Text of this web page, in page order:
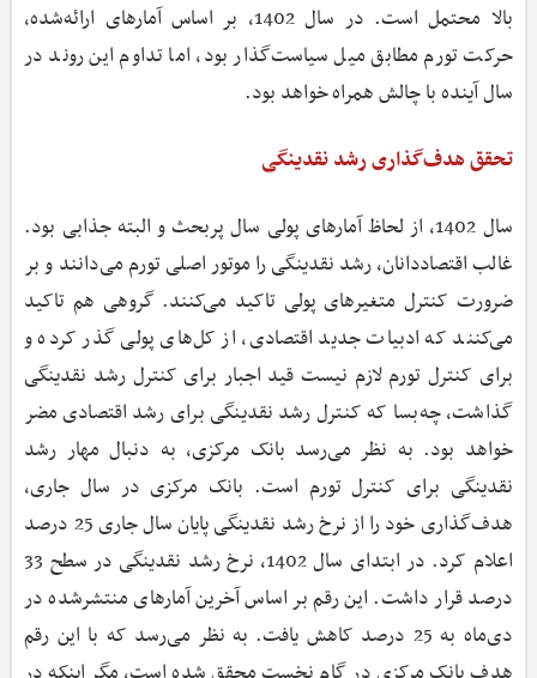
بالا محتمل است. در سال 1402، بر اساس آمارهای ارائه‌شده،
حرکت تورم مطابق میل سیاست‌گذار بود، اما تداوم این روند در
سال آینده با چالش همراه خواهد بود.
تحقق هدف‌گذاری رشد نقدینگی
سال 1402، از لحاظ آمارهای پولی سال پربحث و البته جذابی بود.
غالب اقتصاددانان، رشد نقدینگی را موتور اصلی تورم می‌دانند و بر
ضرورت کنترل متغیرهای پولی تاکید می‌کنند. گروهی هم تاکید
می‌کنند که ادبیات جدید اقتصادی، از کل‌های پولی گذر کرده و
برای کنترل تورم لازم نیست قید اجبار برای کنترل رشد نقدینگی
گذاشت، چه‌بسا که کنترل رشد نقدینگی برای رشد اقتصادی مضر
خواهد بود. به نظر می‌رسد بانک مرکزی، به دنبال مهار رشد
نقدینگی برای کنترل تورم است. بانک مرکزی در سال جاری،
هدف‌گذاری خود را از نرخ رشد نقدینگی پایان سال جاری 25 درصد
اعلام کرد. در ابتدای سال 1402، نرخ رشد نقدینگی در سطح 33
درصد قرار داشت. این رقم بر اساس آخرین آمارهای منتشرشده در
دی‌ماه به 25 درصد کاهش یافت. به نظر می‌رسد که با این رقم